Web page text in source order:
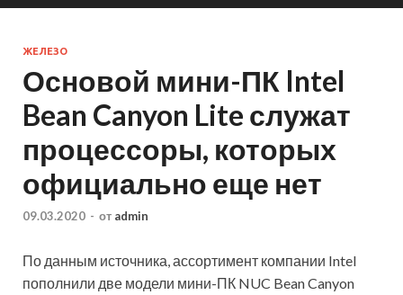
ЖЕЛЕЗО
Основой мини-ПК Intel
Bean Canyon Lite служат
процессоры, которых
официально еще нет
09.03.2020 - от admin
По данным источника, ассортимент компании Intel
пополнили две модели мини-ПК NUC Bean Canyon